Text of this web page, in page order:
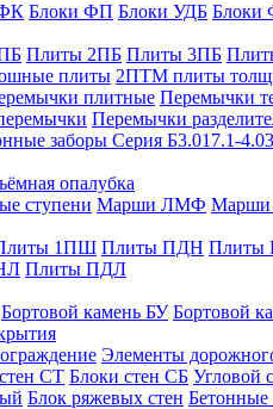
Блоки ФП Блоки УДБ Блоки
Плиты 2ПБ Плиты 3ПБ
плиты 2ПТМ плиты
плитные Перемычки
Перемычки
заборы Серия Б3.017.1-4.03
опалубка
ступени Марши ЛМФ
1ПШ Плиты ПДН Плиты
Плиты ПДЛ
Бортовой камень БУ Бортовой
Элементы
СТ Блоки стен СБ Угловой
Блок ряжевых стен Бетонные